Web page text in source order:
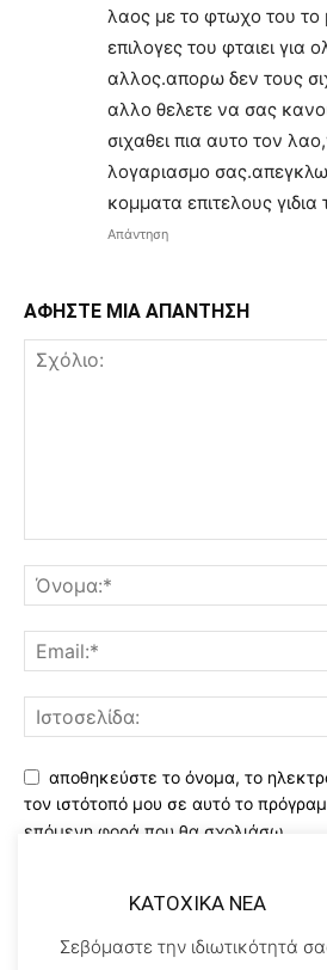
λαος με το φτωχο του το
επιλογες του φταιει για
αλλος.απορω δεν τους
αλλο θελετε να σας
σιχαθει πια αυτο τον
λογαριασμο
κομματα επιτελους
Απάντηση
ΑΦΗΣΤΕ ΜΙΑ ΑΠΑΝΤΗΣΗ
αποθηκεύστε το όνομα, το
τον ιστότοπό μου σε αυτό το
επόμενη φορά που θα σχολιάσω.
Χρησιμοποιώντας αυτό το έντυπο
αποθήκευση και χειρισμό των
τον ιστότοπο..Διαβάστε του ορους
μας*
KATOXIKA NEA
Σεβόμαστε την ιδιωτικότητά